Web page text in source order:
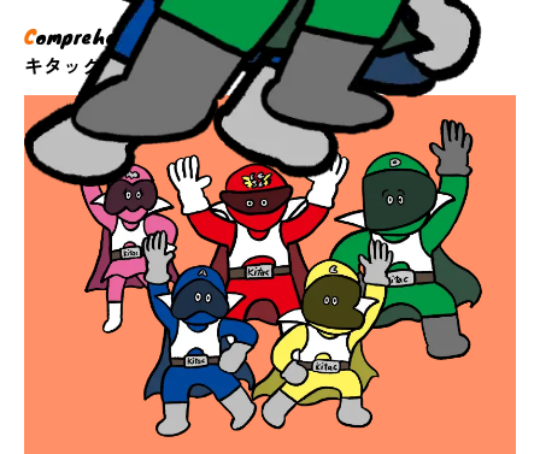
ComprehensiveGrowth solutions
キタックのサービス